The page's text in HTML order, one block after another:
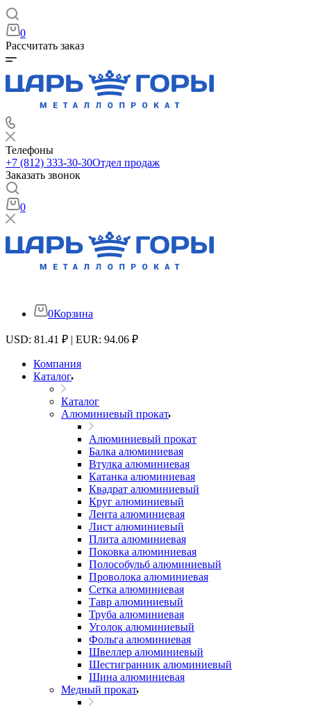
0
Рассчитать заказ
Телефоны
+7 (812) 333-30-30Отдел продаж
Заказать звонок
0
0Корзина
USD: 81.41 ₽ | EUR: 94.06 ₽
Компания
Каталог
Каталог
Алюминиевый прокат
Алюминиевый прокат
Балка алюминиевая
Втулка алюминиевая
Катанка алюминиевая
Квадрат алюминиевый
Круг алюминиевый
Лента алюминиевая
Лист алюминиевый
Плита алюминиевая
Поковка алюминиевая
Полособульб алюминиевый
Проволока алюминиевая
Сетка алюминиевая
Тавр алюминиевый
Труба алюминиевая
Уголок алюминиевый
Фольга алюминиевая
Швеллер алюминиевый
Шестигранник алюминиевый
Шина алюминиевая
Медный прокат